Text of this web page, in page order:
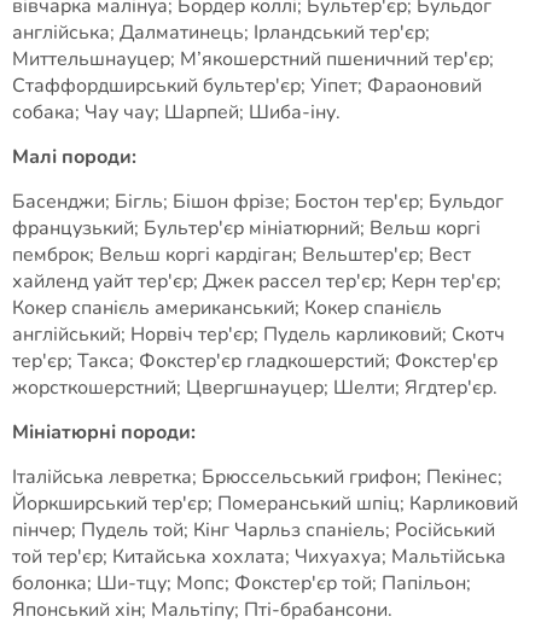
вівчарка малінуа; Бордер коллі; Бультер'єр; Бульдог
англійська; Далматинець; Ірландський тер'єр;
Миттельшнауцер; М’якошерстний пшеничний тер'єр;
Стаффордширський бультер'єр; Уіпет; Фараоновий
собака; Чау чау; Шарпей; Шиба-іну.
Малі породи:
Басенджи; Бігль; Бішон фрізе; Бостон тер'єр; Бульдог
французький; Бультер'єр мініатюрний; Вельш коргі
пемброк; Вельш коргі кардіган; Вельштер'єр; Вест
хайленд уайт тер'єр; Джек рассел тер'єр; Керн тер'єр;
Кокер спанієль американський; Кокер спанієль
англійський; Норвіч тер'єр; Пудель карликовий; Скотч
тер'єр; Такса; Фокстер'єр гладкошерстий; Фокстер'єр
жорсткошерстний; Цвергшнауцер; Шелти; Ягдтер'єр.
Мініатюрні породи:
Італійська левретка; Брюссельський грифон; Пекінес;
Йоркширський тер'єр; Померанський шпіц; Карликовий
пінчер; Пудель той; Кінг Чарльз спаніель; Російський
той тер'єр; Китайська хохлата; Чихуахуа; Мальтійська
болонка; Ши-тцу; Мопс; Фокстер'єр той; Папільон;
Японський хін; Мальтіпу; Пті-брабансони.